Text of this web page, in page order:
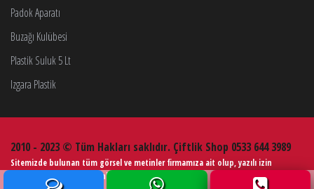
Padok Aparatı
Buzağı Kulübesi
Plastik Suluk 5 Lt
Izgara Plastik
2010 - 2023 © Tüm Hakları saklıdır. Çiftlik Shop 0533 644 3989
Sitemizde bulunan tüm görsel ve metinler firmamıza ait olup, yazılı izin
alınmadan kullanımı kesinlikle yasaktır.